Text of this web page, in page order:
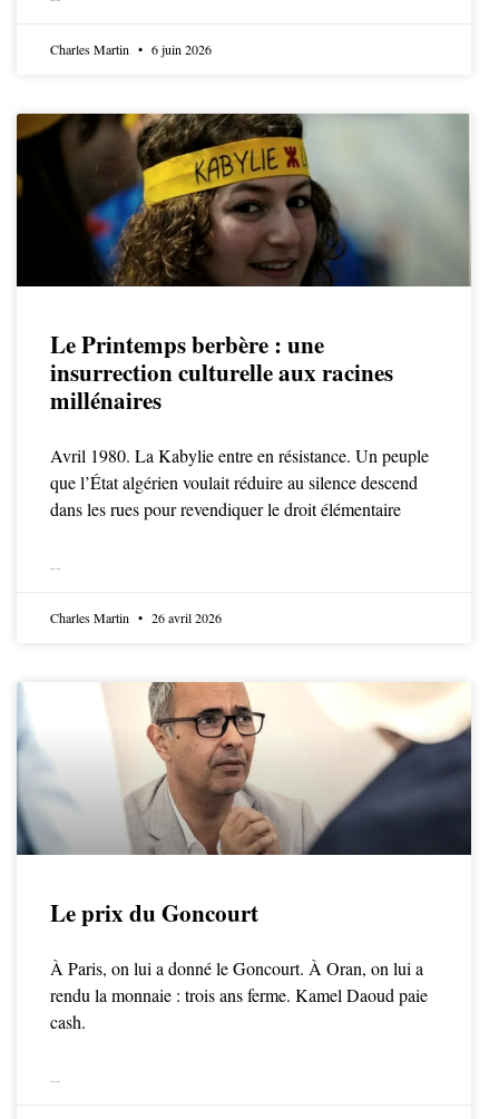
Charles Martin 6 juin 2026
Le Printemps berbère : une
insurrection culturelle aux racines
millénaires
Avril 1980. La Kabylie entre en résistance. Un peuple
que l’État algérien voulait réduire au silence descend
dans les rues pour revendiquer le droit élémentaire
Charles Martin 26 avril 2026
Le prix du Goncourt
À Paris, on lui a donné le Goncourt. À Oran, on lui a
rendu la monnaie : trois ans ferme. Kamel Daoud paie
cash.